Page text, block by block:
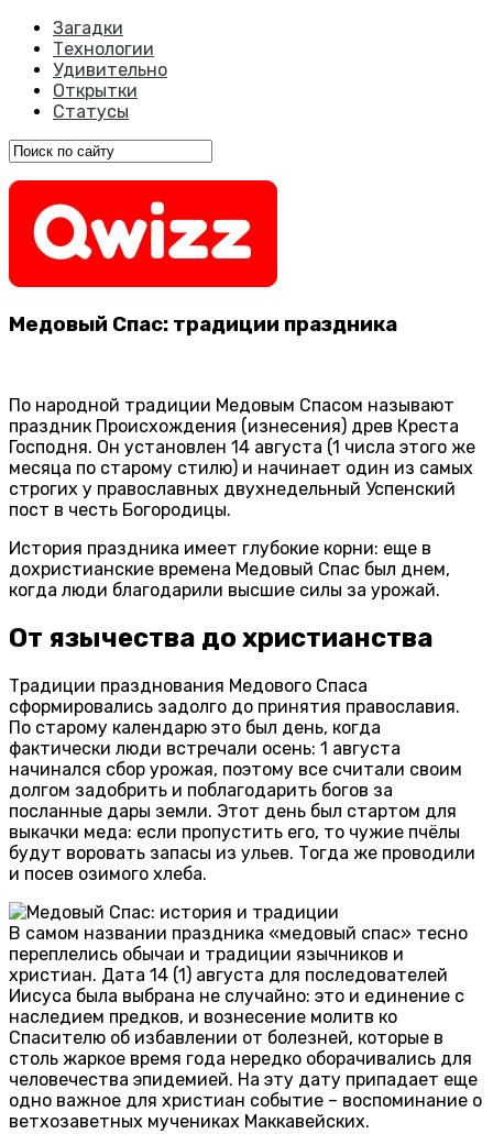
Загадки
Технологии
Удивительно
Открытки
Статусы
Медовый Спас: традиции праздника
По народной традиции Медовым Спасом называют
праздник Происхождения (изнесения) древ Креста
Господня. Он установлен 14 августа (1 числа этого же
месяца по старому стилю) и начинает один из самых
строгих у православных двухнедельный Успенский
пост в честь Богородицы.
История праздника имеет глубокие корни: еще в
дохристианские времена Медовый Спас был днем,
когда люди благодарили высшие силы за урожай.
От язычества до христианства
Традиции празднования Медового Спаса
сформировались задолго до принятия православия.
По старому календарю это был день, когда
фактически люди встречали осень: 1 августа
начинался сбор урожая, поэтому все считали своим
долгом задобрить и поблагодарить богов за
посланные дары земли. Этот день был стартом для
выкачки меда: если пропустить его, то чужие пчёлы
будут воровать запасы из ульев. Тогда же проводили
и посев озимого хлеба.
В самом названии праздника «медовый спас» тесно
переплелись обычаи и традиции язычников и
христиан. Дата 14 (1) августа для последователей
Иисуса была выбрана не случайно: это и единение с
наследием предков, и вознесение молитв ко
Спасителю об избавлении от болезней, которые в
столь жаркое время года нередко оборачивались для
человечества эпидемией. На эту дату припадает еще
одно важное для христиан событие – воспоминание о
ветхозаветных мучениках Маккавейских.